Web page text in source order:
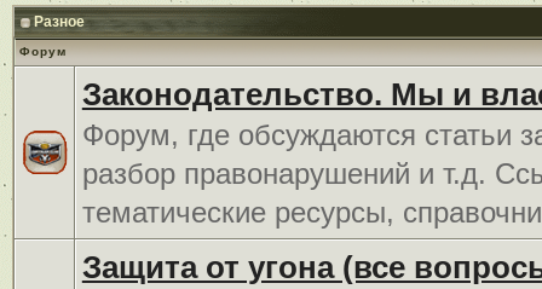
Разное
Форум
Законодательство. Мы и
Форум, где обсуждаются статьи
разбор правонарушений и т.д.
тематические ресурсы,
Защита от угона (все